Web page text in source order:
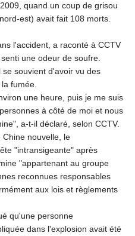
quand un coup de grisou
est) avait fait 108 morts.
l'accident, a raconté à CCTV
une odeur de soufre.
souvient d'avoir vu des
fumée.
une heure, puis je me suis
à côté de moi et nous
a-t-il déclaré, selon CCTV.
nouvelle, le
"intransigeante" après
"appartenant au groupe
reconnues responsables
aux lois et règlements
qu'une personne
dans l'explosion avait été